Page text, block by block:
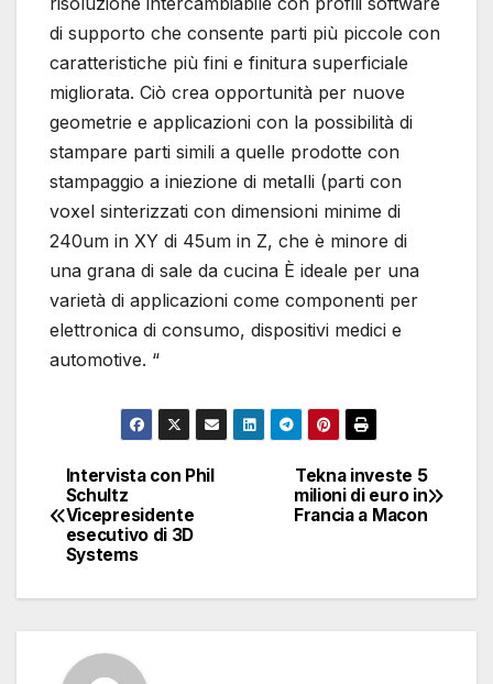
di supporto che consente parti più piccole con
caratteristiche più fini e finitura superficiale
migliorata. Ciò crea opportunità per nuove
geometrie e applicazioni con la possibilità di
stampare parti simili a quelle prodotte con
stampaggio a iniezione di metalli (parti con
voxel sinterizzati con dimensioni minime di
240um in XY di 45um in Z, che è minore di
una grana di sale da cucina È ideale per una
varietà di applicazioni come componenti per
elettronica di consumo, dispositivi medici e
automotive. “
Navigazione
articoli
Tekna investe 5
milioni di euro in
Francia a Macon
Intervista con Phil
Schultz
Vicepresidente
esecutivo di 3D
Systems